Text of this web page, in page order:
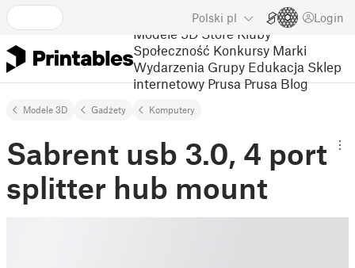
Polski pl Login
Modele 3D Store Kluby
Społeczność Konkursy Marki
Wydarzenia Grupy Edukacja Sklep
internetowy Prusa Prusa Blog
Modele 3D Gadżety Komputery
Sabrent usb 3.0, 4 port
splitter hub mount